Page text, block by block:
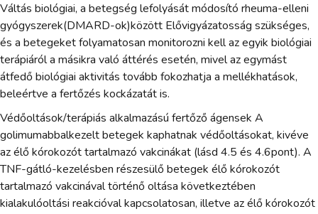
Váltás biológiai, a betegség lefolyását módosító rheuma-elleni
gyógyszerek(DMARD-ok)között Elővigyázatosság szükséges,
és a betegeket folyamatosan monitorozni kell az egyik biológiai
terápiáról a másikra való áttérés esetén, mivel az egymást
átfedő biológiai aktivitás tovább fokozhatja a mellékhatások,
beleértve a fertőzés kockázatát is.
Védőoltások/terápiás alkalmazású fertőző ágensek A
golimumabbalkezelt betegek kaphatnak védőoltásokat, kivéve
az élő kórokozót tartalmazó vakcinákat (lásd 4.5 és 4.6pont). A
TNF-gátló-kezelésben részesülő betegek élő kórokozót
tartalmazó vakcinával történő oltása következtében
kialakulóoltási reakcióval kapcsolatosan, illetve az élő kórokozót